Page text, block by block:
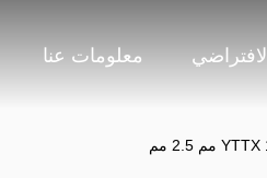
معلومات عنا